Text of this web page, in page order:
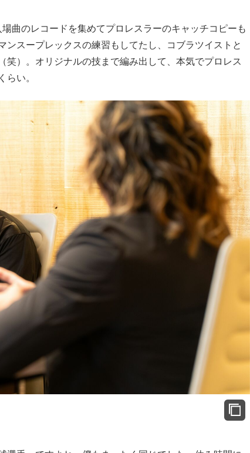
曲のレコードを集めてプロレスラーのキャッチコピーも
スープレックスの練習もしてたし、コブラツイストと
笑）。オリジナルの技まで編み出して、本気でプロレス
らい。